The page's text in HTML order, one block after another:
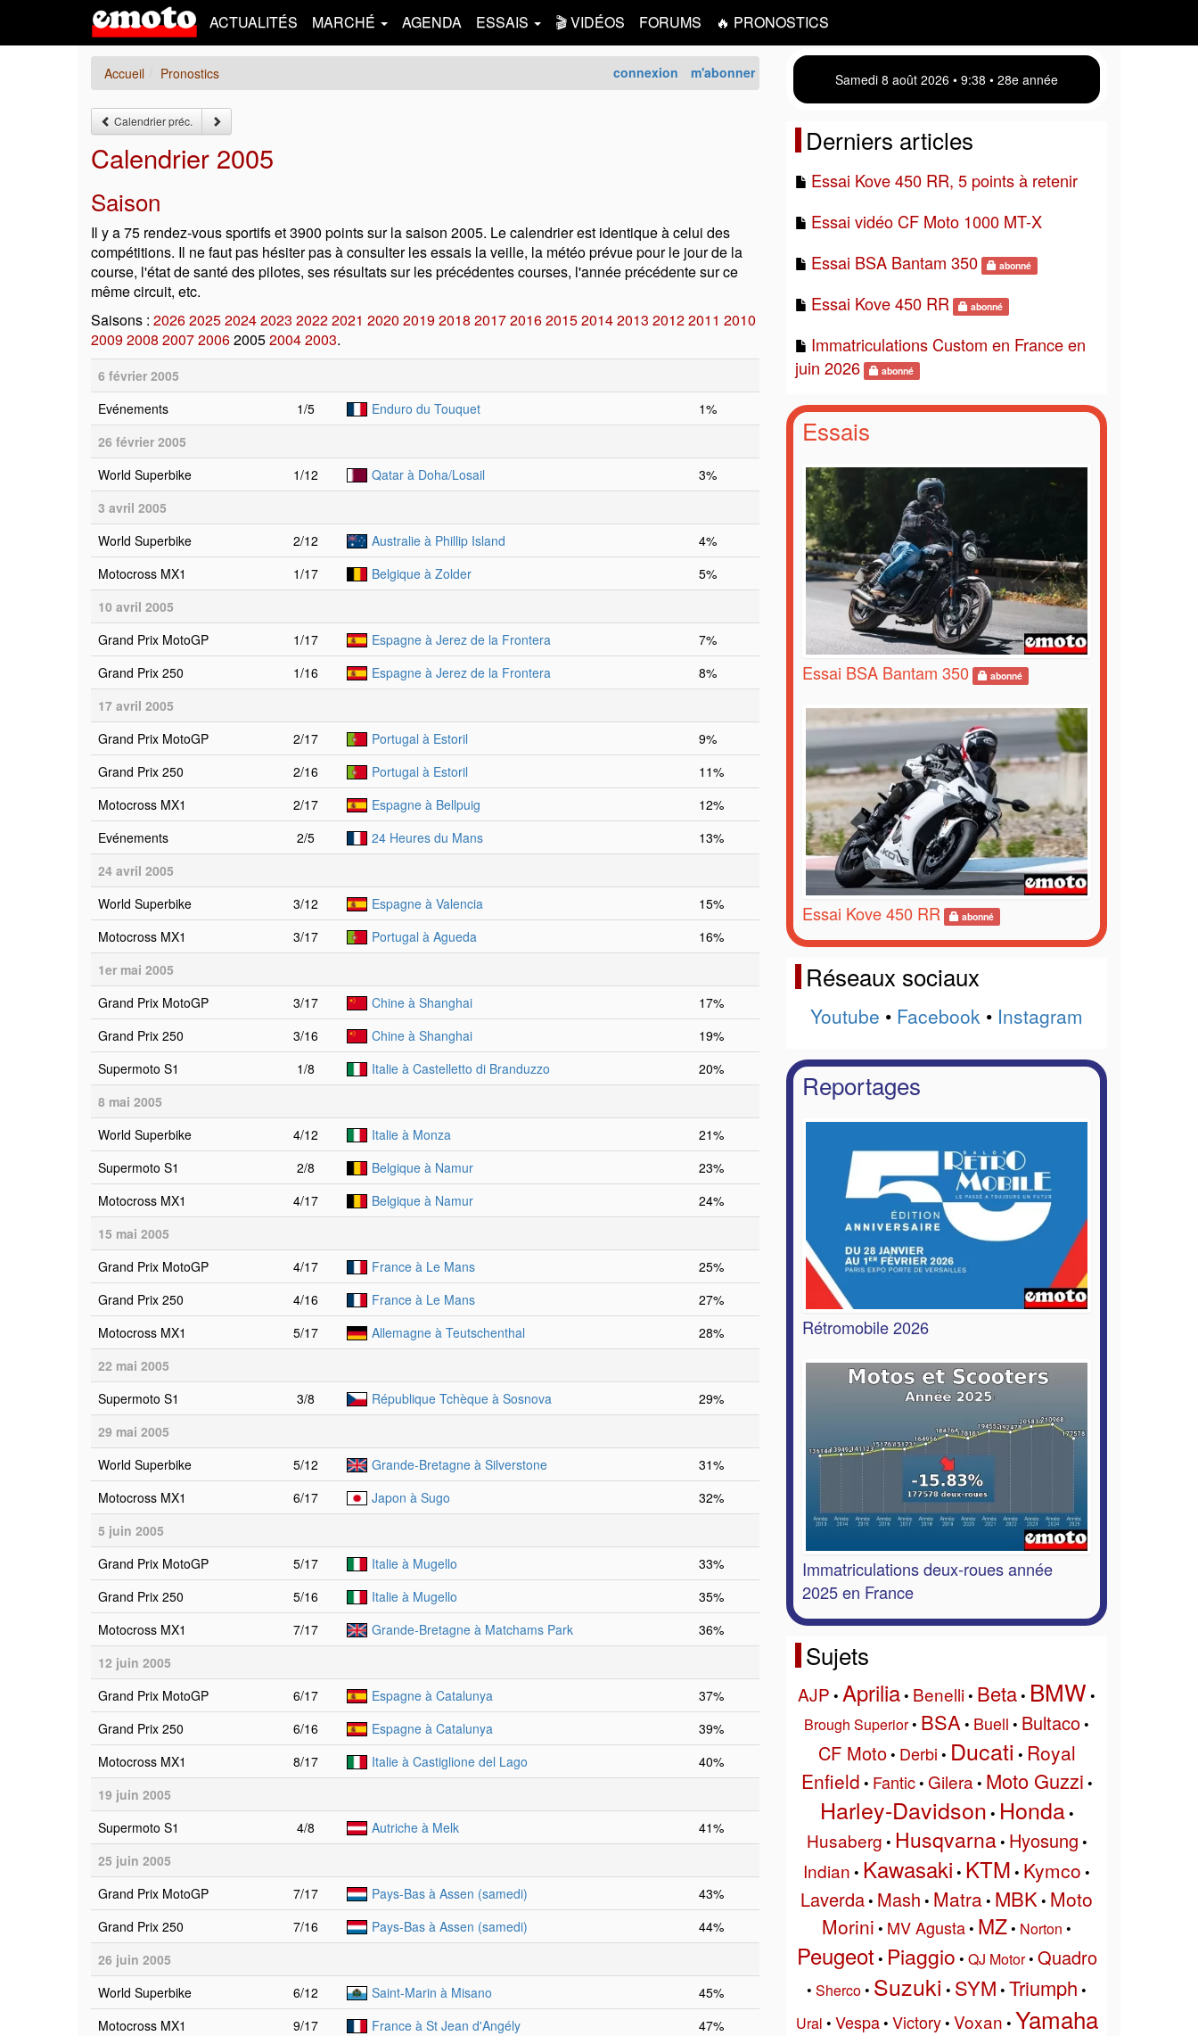
ACTUALITÉS MARCHÉ AGENDA ESSAIS 🎬 VIDÉOS FORUMS 🔥 PRONOSTICS
connexion m'abonner
Accueil Pronostics
Calendrier préc.
Calendrier 2005
Saison
Il y a 75 rendez-vous sportifs et 3900 points sur la saison 2005. Le calendrier est identique à celui des
compétitions. Il ne faut pas hésiter pas à consulter les essais la veille, la météo prévue pour le jour de la
course, l'état de santé des pilotes, ses résultats sur les précédentes courses, l'année précédente sur ce
même circuit, etc.
Saisons : 2026202520242023 20222021 2020 20192018 20172016201520142013 20122011 2010
20092008 20072006200520042003.
6 février 2005
Evénements
1/5 Enduro du Touquet
1%
26 février 2005
World Superbike
1/12 Qatar à Doha/Losail
3%
3 avril 2005
World Superbike
2/12 Australie à Phillip Island
4%
Motocross MX1
1/17 Belgique à Zolder
5%
10 avril 2005
Grand Prix MotoGP
1/17 Espagne à Jerez de la Frontera
7%
Grand Prix 250
1/16 Espagne à Jerez de la Frontera
8%
17 avril 2005
Grand Prix MotoGP
2/17 Portugal à Estoril
9%
Grand Prix 250
2/16 Portugal à Estoril
11%
Motocross MX1
2/17 Espagne à Bellpuig
12%
Evénements
2/5 24 Heures du Mans
13%
24 avril 2005
World Superbike
3/12 Espagne à Valencia
15%
Motocross MX1
3/17 Portugal à Agueda
16%
1er mai 2005
Grand Prix MotoGP
3/17 Chine à Shanghai
17%
Grand Prix 250
3/16 Chine à Shanghai
19%
Supermoto S1
1/8 Italie à Castelletto di Branduzzo
20%
8 mai 2005
World Superbike
4/12 Italie à Monza
21%
Supermoto S1
2/8 Belgique à Namur
23%
Motocross MX1
4/17 Belgique à Namur
24%
15 mai 2005
Grand Prix MotoGP
4/17 France à Le Mans
25%
Grand Prix 250
4/16 France à Le Mans
27%
Motocross MX1
5/17 Allemagne à Teutschenthal
28%
22 mai 2005
Supermoto S1
3/8 République Tchèque à Sosnova
29%
29 mai 2005
World Superbike
5/12 Grande-Bretagne à Silverstone
31%
Motocross MX1
6/17 Japon à Sugo
32%
5 juin 2005
Grand Prix MotoGP
5/17 Italie à Mugello
33%
Grand Prix 250
5/16 Italie à Mugello
35%
Motocross MX1
7/17 Grande-Bretagne à Matchams Park
36%
12 juin 2005
Grand Prix MotoGP
6/17 Espagne à Catalunya
37%
Grand Prix 250
6/16 Espagne à Catalunya
39%
Motocross MX1
8/17 Italie à Castiglione del Lago
40%
19 juin 2005
Supermoto S1
4/8 Autriche à Melk
41%
25 juin 2005
Grand Prix MotoGP
7/17 Pays-Bas à Assen (samedi)
43%
Grand Prix 250
7/16 Pays-Bas à Assen (samedi)
44%
26 juin 2005
World Superbike
6/12 Saint-Marin à Misano
45%
Motocross MX1
9/17 France à St Jean d'Angély
47%
Samedi 8 août 2026 • 9 38 • 28e année
Derniers articles
Essai Kove 450 RR, 5 points à retenir
Essai vidéo CF Moto 1000 MT-X
Essai BSA Bantam 350
abonné
Essai Kove 450 RR abonné
Immatriculations Custom en France en
juin 2026
abonné
Essais
Essai BSA Bantam 350 abonné
Essai Kove 450 RR abonné
Réseaux sociaux
Youtube • Facebook • Instagram
Reportages
Rétromobile 2026
Immatriculations deux-roues année
2025 en France
Sujets
AJP • Aprilia• Benelli• Beta• BMW •
Brough Superior• BSA • Buell • Bultaco•
CF Moto• Derbi • Ducati • Royal
Enfield • Fantic• Gilera • Moto Guzzi •
Harley-Davidson • Honda•
Husaberg • Husqvarna• Hyosung •
Indian • Kawasaki • KTM • Kymco •
Laverda• Mash • Matra• MBK • Moto
Morini • MV Agusta• MZ• Norton •
Peugeot • Piaggio • QJ Motor• Quadro
• Sherco• Suzuki • SYM • Triumph •
Ural • Vespa• Victory• Voxan • Yamaha